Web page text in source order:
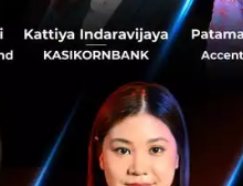
นอน เช่น นโยบายการปฏิรูป
นาธิบดีจะต้องทำงานหนักขึ้
นโยบายการปฏิรูปภาษี (tax
น้นเรื่องขยายการลดภาษีบุค
ในรายละเอียดพรรครีพับลิกั